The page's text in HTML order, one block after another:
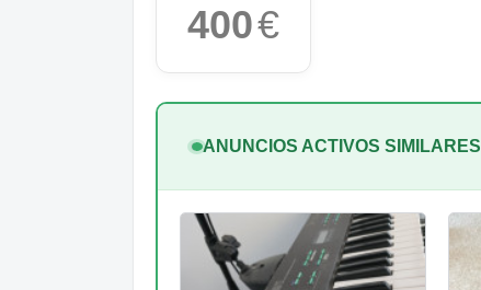
400€
ANUNCIOS ACTIVOS SIMILARES